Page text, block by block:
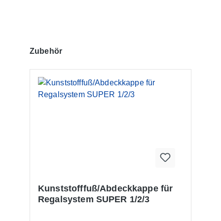
Produktgalerie überspringen
Zubehör
Kunststofffuß/Abdeckkappe für
Regalsystem SUPER 1/2/3